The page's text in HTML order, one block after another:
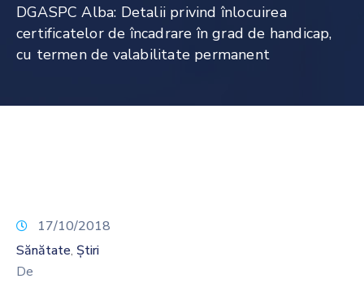
DGASPC Alba: Detalii privind înlocuirea
certificatelor de încadrare în grad de handicap,
cu termen de valabilitate permanent
17/10/2018
Sănătate‚ Știri
De